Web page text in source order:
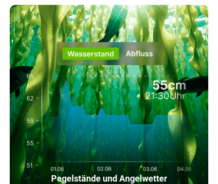
Pegelstände und Angelwetter